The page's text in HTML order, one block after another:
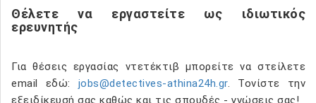
Θέλετε να εργαστείτε ως ιδιωτικός
ερευνητής
Για θέσεις εργασίας ντετέκτιβ μπορείτε να στείλετε
email εδώ: jobs@detectives-athina24h.gr. Τονίστε την
εξειδίκευσή σας καθώς και τις σπουδές - γνώσεις σας!